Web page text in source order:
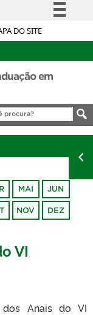
DO SITE
à informação
Canais
em
MAI JUN
NOV DEZ
VI
Anais do VI